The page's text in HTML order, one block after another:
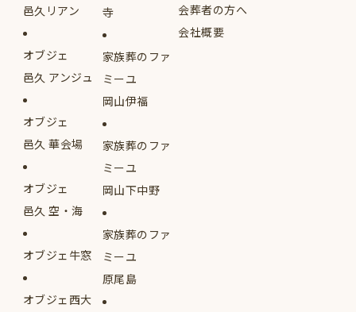
邑久リアン
オブジェ
邑久 アンジュ
オブジェ
邑久 華会場
オブジェ
邑久 空・海
オブジェ牛窓
オブジェ西大
寺
家族葬のファ
ミーユ
岡山伊福
家族葬のファ
ミーユ
岡山下中野
家族葬のファ
ミーユ
原尾島
会葬者の方へ
会社概要